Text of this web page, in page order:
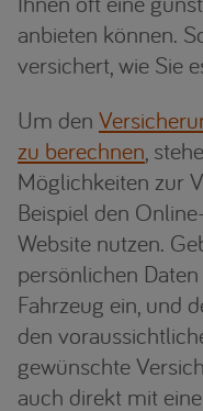
anbieten können.
versichert, wie Sie
Um den
zu berechnen,
Möglichkeiten zur
Beispiel den
Website nutzen.
persönlichen
Fahrzeug ein, und
den
gewünschte
auch direkt mit